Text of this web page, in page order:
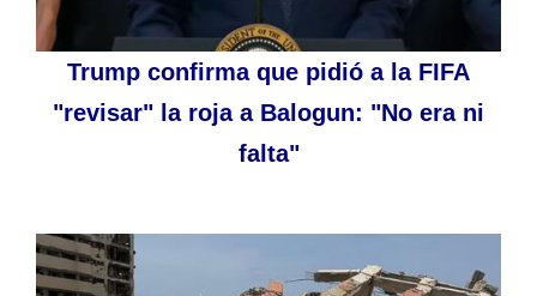
Trump confirma que pidió a la FIFA
"revisar" la roja a Balogun: "No era ni
falta"